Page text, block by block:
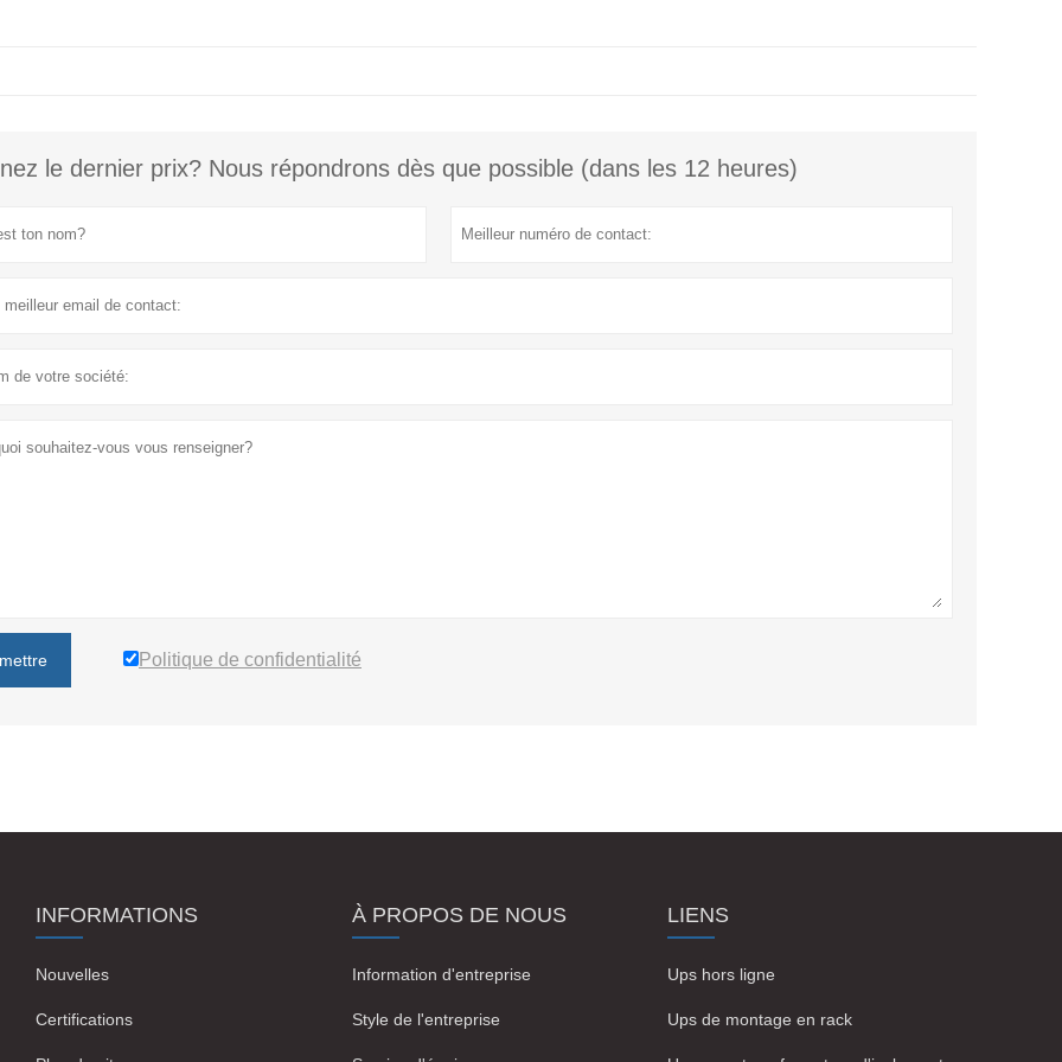
le dernier prix? Nous répondrons dès que possible (dans les 12 heures)
Politique de confidentialité
INFORMATIONS
Nouvelles
Certifications
À PROPOS DE NOUS
Information d'entreprise
Style de l'entreprise
LIENS
Ups hors ligne
Ups de montage en rack